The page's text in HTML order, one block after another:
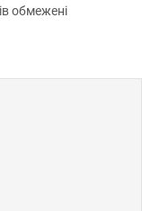
обмежені